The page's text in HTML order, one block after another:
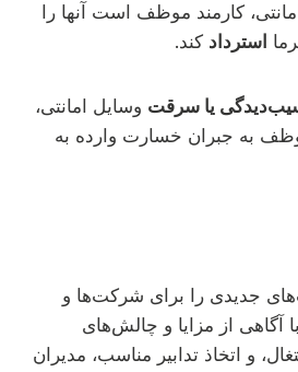
کارمند موظف است آنها را
استرداد کند.
یا سرقت وسایل امانتی،
به جبران خسارت وارده به
جدیدی را برای شرکت‌ها و
آگاهی از مزایا و چالش‌های
و اتخاذ تدابیر مناسب، مدیران